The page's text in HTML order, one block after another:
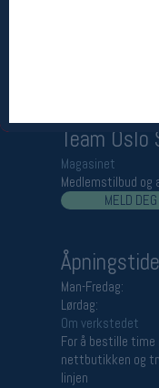
Team
Magasinet
Medlemstilbud
MELD
Man-Fredag:
Lørdag:
Om verkstedet
For å bestille time
nettbutikken og
linjen